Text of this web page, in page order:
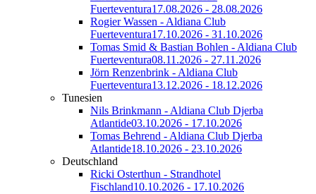
Fuerteventura17.08.2026 - 28.08.2026
Rogier Wassen - Aldiana Club
Fuerteventura17.10.2026 - 31.10.2026
Tomas Smid & Bastian Bohlen - Aldiana Club
Fuerteventura08.11.2026 - 27.11.2026
Jörn Renzenbrink - Aldiana Club
Fuerteventura13.12.2026 - 18.12.2026
Tunesien
Nils Brinkmann - Aldiana Club Djerba
Atlantide03.10.2026 - 17.10.2026
Tomas Behrend - Aldiana Club Djerba
Atlantide18.10.2026 - 23.10.2026
Deutschland
Ricki Osterthun - Strandhotel
Fischland10.10.2026 - 17.10.2026